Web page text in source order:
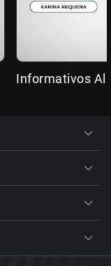
Informativos